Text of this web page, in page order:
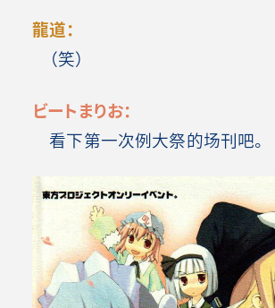
龍道：
（笑）
ビートまりお：
看下第一次例大祭的场刊吧。